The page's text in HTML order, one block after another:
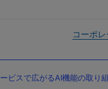
コーポ
ビスで広がるAI機能の取り